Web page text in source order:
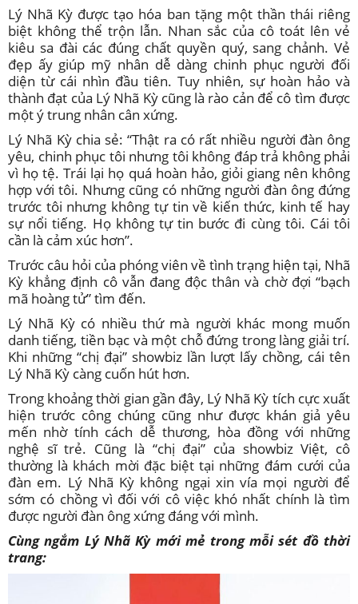
Lý Nhã Kỳ được tạo hóa ban tặng một thần thái riêng
biệt không thể trộn lẫn. Nhan sắc của cô toát lên vẻ
kiêu sa đài các đúng chất quyền quý, sang chảnh. Vẻ
đẹp ấy giúp mỹ nhân dễ dàng chinh phục người đối
diện từ cái nhìn đầu tiên. Tuy nhiên, sự hoàn hảo và
thành đạt của Lý Nhã Kỳ cũng là rào cản để cô tìm được
một ý trung nhân cân xứng.
Lý Nhã Kỳ chia sẻ: “Thật ra có rất nhiều người đàn ông
yêu, chinh phục tôi nhưng tôi không đáp trả không phải
vì họ tệ. Trái lại họ quá hoàn hảo, giỏi giang nên không
hợp với tôi. Nhưng cũng có những người đàn ông đứng
trước tôi nhưng không tự tin về kiến thức, kinh tế hay
sự nổi tiếng. Họ không tự tin bước đi cùng tôi. Cái tôi
cần là cảm xúc hơn”.
Trước câu hỏi của phóng viên về tình trạng hiện tại, Nhã
Kỳ khẳng định cô vẫn đang độc thân và chờ đợi “bạch
mã hoàng tử” tìm đến.
Lý Nhã Kỳ có nhiều thứ mà người khác mong muốn
danh tiếng, tiền bạc và một chỗ đứng trong làng giải trí.
Khi những “chị đại” showbiz lần lượt lấy chồng, cái tên
Lý Nhã Kỳ càng cuốn hút hơn.
Trong khoảng thời gian gần đây, Lý Nhã Kỳ tích cực xuất
hiện trước công chúng cũng như được khán giả yêu
mến nhờ tính cách dễ thương, hòa đồng với những
nghệ sĩ trẻ. Cũng là “chị đại” của showbiz Việt, cô
thường là khách mời đặc biệt tại những đám cưới của
đàn em. Lý Nhã Kỳ không ngại xin vía mọi người để
sớm có chồng vì đối với cô việc khó nhất chính là tìm
được người đàn ông xứng đáng với mình.
Cùng ngắm Lý Nhã Kỳ mới mẻ trong mỗi sét đồ thời
trang: